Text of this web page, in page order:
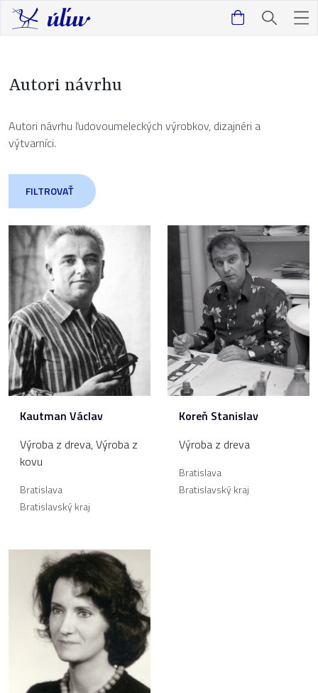
Autori návrhu
Autori návrhu ľudovoumeleckých výrobkov, dizajnéri a
výtvarníci.
FILTROVAŤ
Kautman Václav
Výroba z dreva,Výroba z
kovu
Bratislava
Bratislavský kraj
Koreň Stanislav
Výroba z dreva
Bratislava
Bratislavský kraj